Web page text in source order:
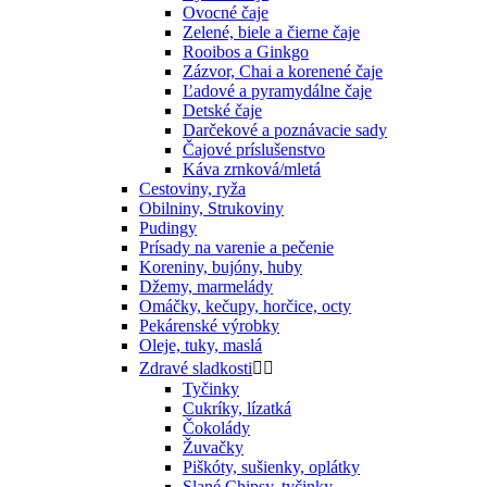
Ovocné čaje
Zelené, biele a čierne čaje
Rooibos a Ginkgo
Zázvor, Chai a korenené čaje
Ľadové a pyramydálne čaje
Detské čaje
Darčekové a poznávacie sady
Čajové príslušenstvo
Káva zrnková/mletá
Cestoviny, ryža
Obilniny, Strukoviny
Pudingy
Prísady na varenie a pečenie
Koreniny, bujóny, huby
Džemy, marmelády
Omáčky, kečupy, horčice, octy
Pekárenské výrobky
Oleje, tuky, maslá
Zdravé sladkosti 
Tyčinky
Cukríky, lízatká
Čokolády
Žuvačky
Piškóty, sušienky, oplátky